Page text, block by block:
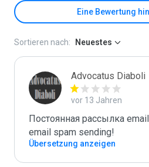
Eine Bewertung
Sortieren nach: Neuestes
Advocatus Diaboli
vor 13 Jahren
Постоянная рассылка
email spam sending!
Übersetzung anzeigen